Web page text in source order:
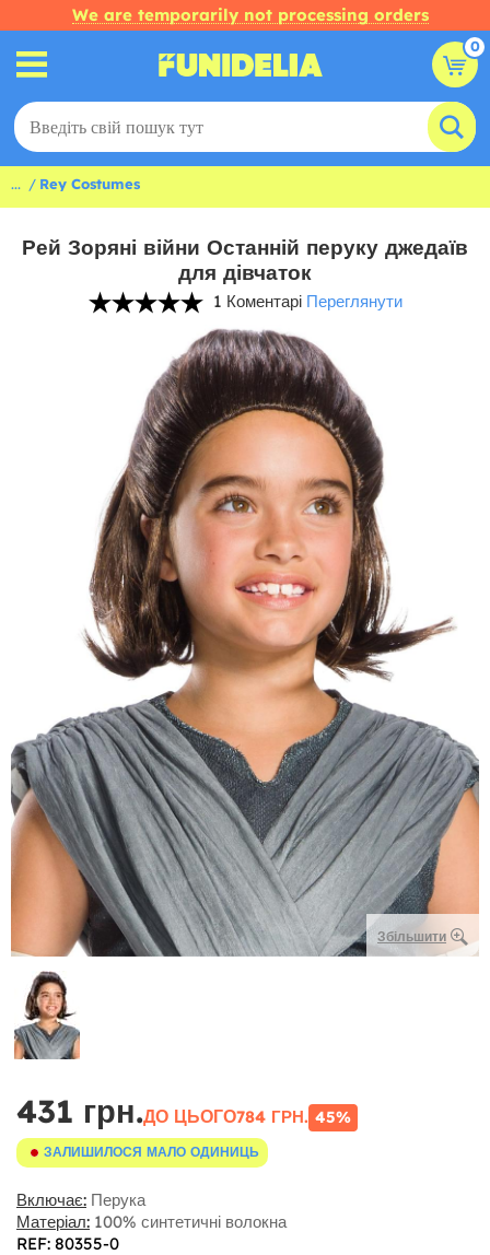
We are temporarily not processing orders
0
... Rey Costumes
Рей Зоряні війни Останній перуку джедаїв
для дівчаток
1 Коментарі Переглянути
Збільшити
431 грн.ДО ЦЬОГО784 ГРН. 45%
ЗАЛИШИЛОСЯ МАЛО ОДИНИЦЬ
Включає: Перука
Матеріал: 100% синтетичні волокна
REF: 80355-0